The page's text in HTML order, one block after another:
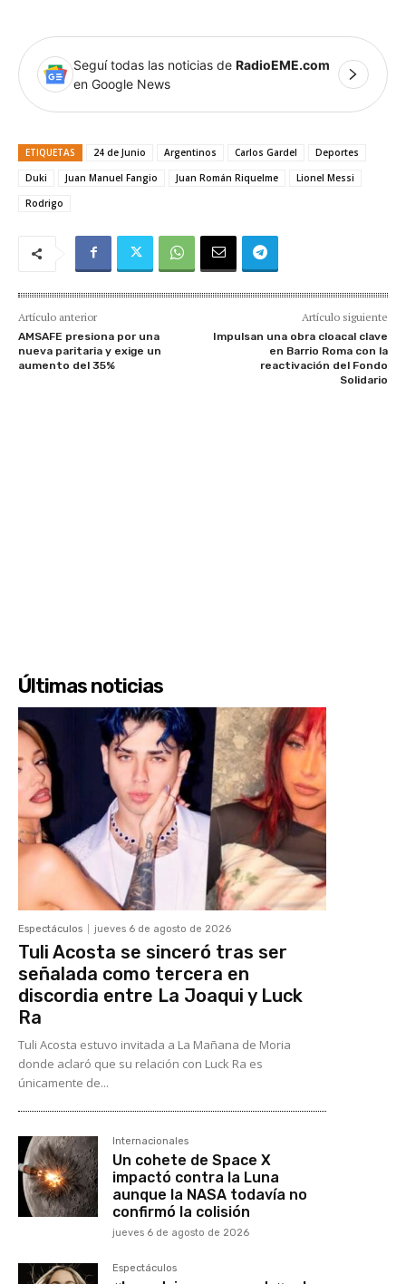
Seguí todas las noticias de RadioEME.com
en Google News
ETIQUETAS 24 de Junio Argentinos Carlos Gardel
Deportes
Duki
Juan Manuel Fangio Juan Román Riquelme
Lionel Messi
Rodrigo
Artículo anterior
AMSAFE presiona por una
nueva paritaria y exige un
aumento del 35%
Artículo siguiente
Impulsan una obra cloacal clave
en Barrio Roma con la
reactivación del Fondo
Solidario
Últimas noticias
Espectáculos jueves 6 de agosto de 2026
Tuli Acosta se sinceró tras ser
señalada como tercera en
discordia entre La Joaqui y Luck
Ra
Tuli Acosta estuvo invitada a La Mañana de Moria
donde aclaró que su relación con Luck Ra es
únicamente de...
Internacionales
Un cohete de Space X
impactó contra la Luna
aunque la NASA todavía no
confirmó la colisión
jueves 6 de agosto de 2026
Espectáculos